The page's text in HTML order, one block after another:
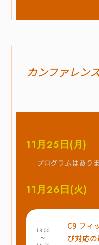
カンファレン
11月25日(月)
プログラムはあり
11月26日(火)
13:00
～
C9 フィ
び対応